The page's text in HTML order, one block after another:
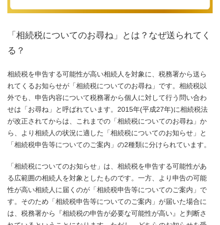
「相続税についてのお尋ね」とは？なぜ送られてく
る？
相続税を申告する可能性が高い相続人を対象に、税務署から送ら
れてくるお知らせが「相続税についてのお尋ね」です。相続税以
外でも、申告内容について税務署から個人に対して行う問い合わ
せは「お尋ね」と呼ばれています。2015年(平成27年)に相続税法
が改正されてからは、これまでの「相続税についてのお尋ね」か
ら、より相続人の状況に適した「相続税についてのお知らせ」と
「相続税申告等についてのご案内」の2種類に分けられています。
「相続税についてのお知らせ」は、相続税を申告する可能性があ
る広範囲の相続人を対象としたものです。一方、より申告の可能
性が高い相続人に届くのが「相続税申告等についてのご案内」で
す。そのため「相続税申告等についてのご案内」が届いた場合に
は、税務署から『相続税の申告が必要な可能性が高い』と判断さ